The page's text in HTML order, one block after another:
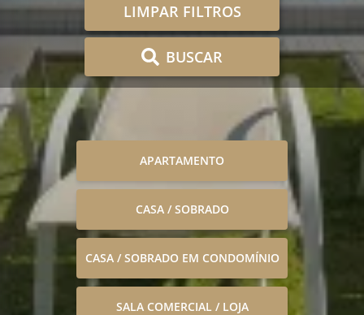
LIMPAR FILTROS
BUSCAR
APARTAMENTO
CASA / SOBRADO
CASA / SOBRADO EM CONDOMÍNIO
SALA COMERCIAL / LOJA